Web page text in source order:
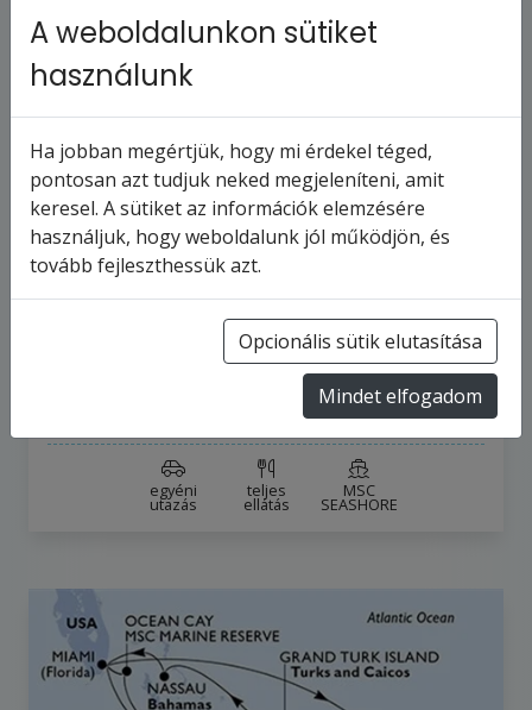
MSC SEASHORE - Amerikai Egyesült
Államok, Holland Antillák, Saint Kitts…
Amerikai Egyesült Államok
2028.1.29-tól2028.2.12-ig
484 656 Ft-tól
egyéni
utazás
teljes
ellátás
MSC
SEASHORE
A weboldalunkon sütiket
használunk
Ha jobban megértjük, hogy mi érdekel téged,
pontosan azt tudjuk neked megjeleníteni, amit
keresel. A sütiket az információk elemzésére
használjuk, hogy weboldalunk jól működjön, és
tovább fejleszthessük azt.
Opcionális sütik elutasítása
Mindet elfogadom